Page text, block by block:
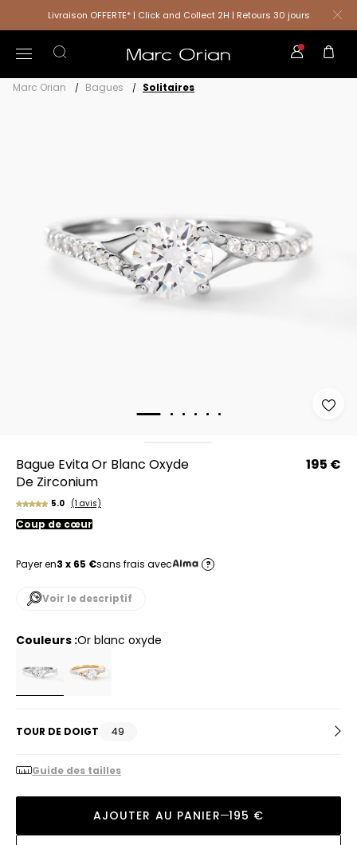
Livraison OFFERTE* | Click and Collect 2H | Retours 30 jours
Marc Orian Bagues Solitaires
Bague Evita Or Blanc Oxyde
De Zirconium
195 €
5.0 (1 avis)
Coup de cœur
Payer en3 x 65 €sans frais avec ?
Voir le descriptif
Couleurs : or blanc oxyde
TOUR DE DOIGT 49
Guide des tailles
AJOUTER AU PANIER 195 €